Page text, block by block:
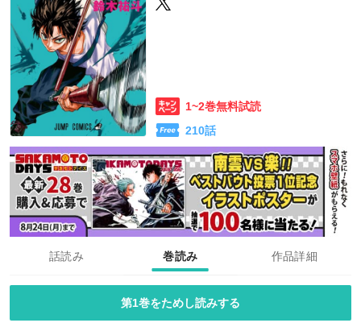
1~2巻無料試読
210話
話読み 巻読み 作品詳細
第1巻をためし読みする